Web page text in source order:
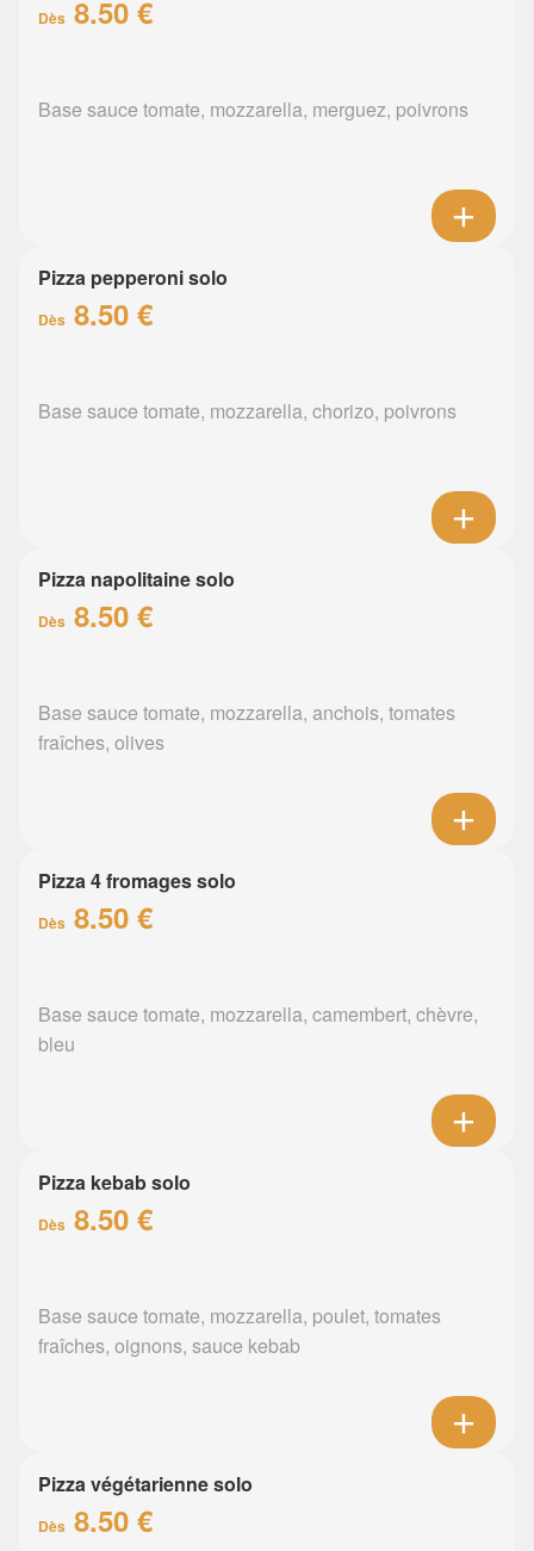
Dès 8.50 €
Base sauce tomate, mozzarella, merguez, poivrons
Pizza pepperoni solo
Dès 8.50 €
Base sauce tomate, mozzarella, chorizo, poivrons
Pizza napolitaine solo
Dès 8.50 €
Base sauce tomate, mozzarella, anchois, tomates
fraîches, olives
Pizza 4 fromages solo
Dès 8.50 €
Base sauce tomate, mozzarella, camembert, chèvre,
bleu
Pizza kebab solo
Dès 8.50 €
Base sauce tomate, mozzarella, poulet, tomates
fraîches, oignons, sauce kebab
Pizza végétarienne solo
Dès 8.50 €